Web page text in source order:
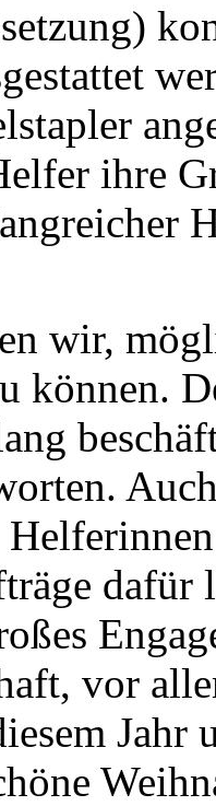
ihre
wir,
können.
dafür
vor
Jahr